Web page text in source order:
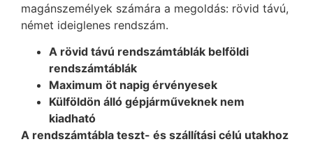
magánszemélyek számára a megoldás: rövid távú,
német ideiglenes rendszám.
A rövid távú rendszámtáblák belföldi
rendszámtáblák
Maximum öt napig érvényesek
Külföldön álló gépjárműveknek nem
kiadható
A rendszámtábla teszt- és szállítási célú utakhoz